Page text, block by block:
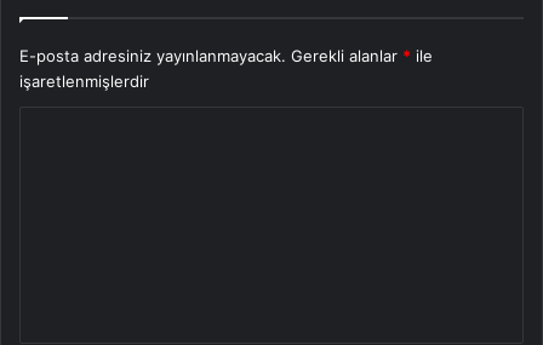
E-posta adresiniz yayınlanmayacak. Gerekli alanlar * ile
işaretlenmişlerdir